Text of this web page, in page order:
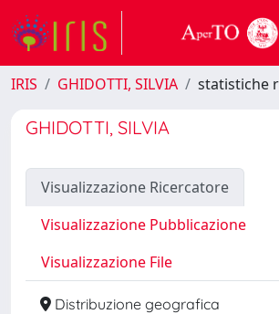
IRIS GHIDOTTI, SILVIA statistiche
GHIDOTTI, SILVIA
Visualizzazione Ricercatore
Visualizzazione Pubblicazione
Visualizzazione File
Distribuzione geografica